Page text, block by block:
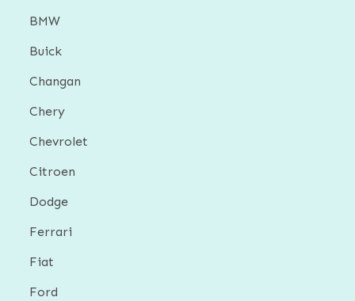
BMW
Buick
Changan
Chery
Chevrolet
Citroen
Dodge
Ferrari
Fiat
Ford